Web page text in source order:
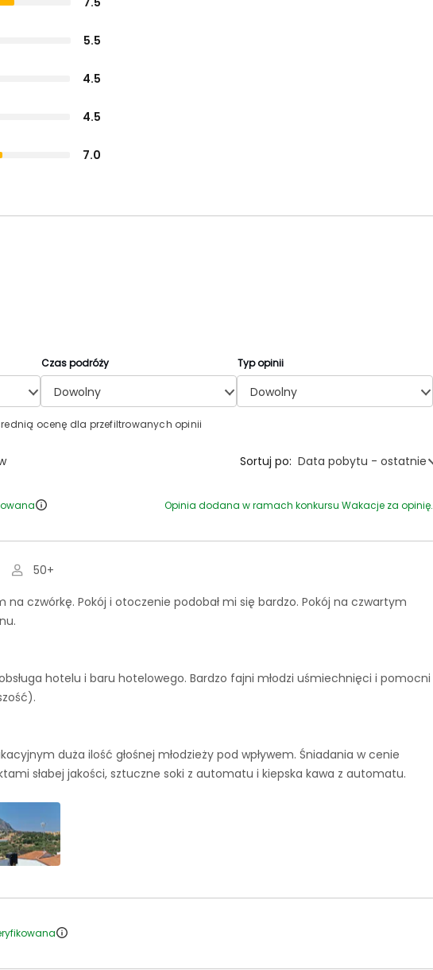
5.5
4.5
4.5
7.0
Czas podróży
Dowolny
Typ opinii
Dowolny
ocenę dla przefiltrowanych opinii
Sortuj po: Data pobytu - ostatnie
Opinia dodana w ramach konkursu Wakacje za opinię.
50+
czwórkę. Pokój i otoczenie podobał mi się bardzo. Pokój na czwartym
hotelu i baru hotelowego. Bardzo fajni młodzi uśmiechnięci i pomocni
duża ilość głośnej młodzieży pod wpływem. Śniadania w cenie
słabej jakości, sztuczne soki z automatu i kiepska kawa z automatu.